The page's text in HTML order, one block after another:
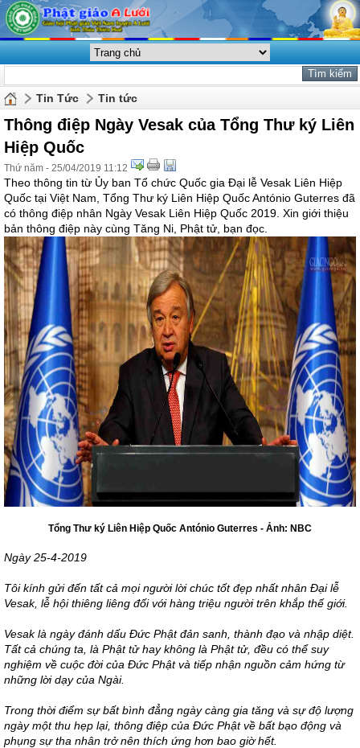
Tin Tức Tin tức
Thông điệp Ngày Vesak của Tổng Thư ký Liên
Hiệp Quốc
Thứ năm - 25/04/2019 11:12
Theo thông tin từ Ủy ban Tổ chức Quốc gia Đại lễ Vesak Liên Hiệp
Quốc tại Việt Nam, Tổng Thư ký Liên Hiệp Quốc António Guterres đã
có thông điệp nhân Ngày Vesak Liên Hiệp Quốc 2019. Xin giới thiệu
bản thông điệp này cùng Tăng Ni, Phật tử, bạn đọc.
Tổng Thư ký Liên Hiệp Quốc António Guterres - Ảnh: NBC
Ngày 25-4-2019
Tôi kính gửi đến tất cả mọi người lời chúc tốt đẹp nhất nhân Đại lễ
Vesak, lễ hội thiêng liêng đối với hàng triệu người trên khắp thế giới.
Vesak là ngày đánh dấu Đức Phật đản sanh, thành đạo và nhập diệt.
Tất cả chúng ta, là Phật tử hay không là Phật tử, đều có thể suy
nghiệm về cuộc đời của Đức Phật và tiếp nhận nguồn cảm hứng từ
những lời dạy của Ngài.
Trong thời điểm sự bất bình đẳng ngày càng gia tăng và sự độ lượng
ngày một thu hẹp lại, thông điệp của Đức Phật về bất bạo động và
phụng sự tha nhân trở nên thích ứng hơn bao giờ hết.